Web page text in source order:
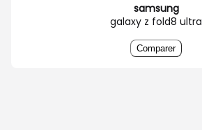
samsung
galaxy z fold8 ultra
Comparer